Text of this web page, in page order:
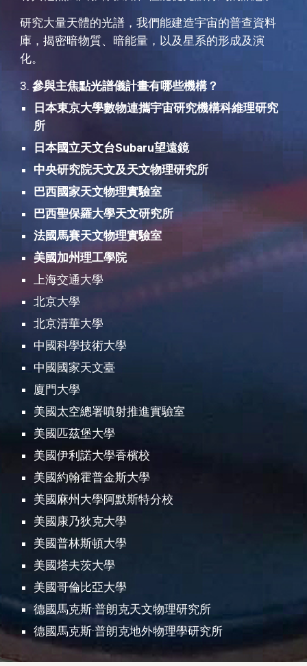
研究大量天體的光譜，我們能建造宇宙的普查資料
庫，揭密暗物質、暗能量，以及星系的形成及演
化。
3. 參與主焦點光譜儀計畫有哪些機構？
日本東京大學數物連攜宇宙研究機構科維理研究
所
日本國立天文台Subaru望遠鏡
中央研究院天文及天文物理研究所
巴西國家天文物理實驗室
巴西聖保羅大學天文研究所
法國馬賽天文物理實驗室
美國加州理工學院
上海交通大學
北京大學
北京清華大學
中國科學技術大學
中國國家天文臺
廈門大學
美國太空總署噴射推進實驗室
美國匹茲堡大學
美國伊利諾大學香檳校
美國約翰霍普金斯大學
美國麻州大學阿默斯特分校
美國康乃狄克大學
美國普林斯頓大學
美國塔夫茨大學
美國哥倫比亞大學
德國馬克斯·普朗克天文物理研究所
德國馬克斯·普朗克地外物理學研究所